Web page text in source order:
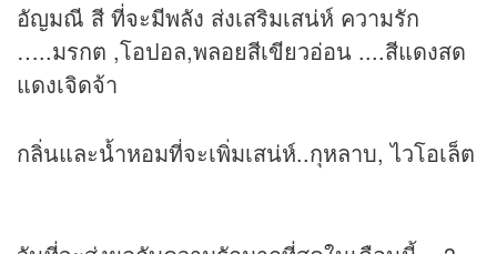
อัญมณี สี ที่จะมีพลัง ส่งเสริมเสน่ห์ ความรัก
…..มรกต ,โอปอล,พลอยสีเขียวอ่อน ....สีแดงสด
แดงเจิดจ้า
กลิ่นและน้ำหอมที่จะเพิ่มเสน่ห์..กุหลาบ, ไวโอเล็ต